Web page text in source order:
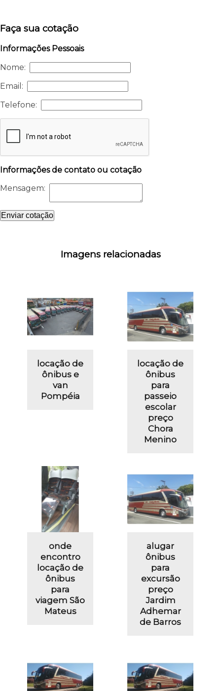
Faça sua cotação
Informações Pessoais
Nome:
Email:
Telefone:
Informações de contato ou cotação
Mensagem:
Enviar cotação
Imagens relacionadas
locação de
ônibus e
van
Pompéia
locação de
ônibus
para
passeio
escolar
preço
Chora
Menino
onde
encontro
locação de
ônibus
para
viagem São
Mateus
alugar
ônibus
para
excursão
preço
Jardim
Adhemar
de Barros